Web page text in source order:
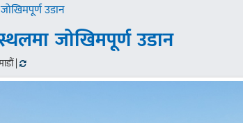
उडान
जोखिमपूर्ण उडान
|